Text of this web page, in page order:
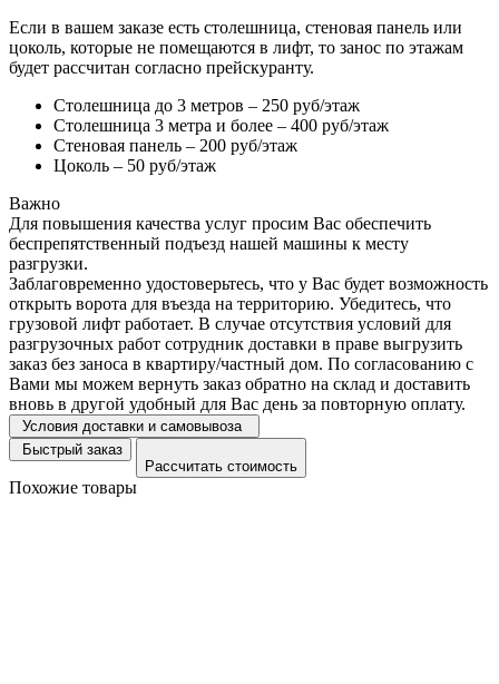
Если в вашем заказе есть столешница, стеновая панель или
цоколь, которые не помещаются в лифт, то занос по этажам
будет рассчитан согласно прейскуранту.
Столешница до 3 метров – 250 руб/этаж
Столешница 3 метра и более – 400 руб/этаж
Стеновая панель – 200 руб/этаж
Цоколь – 50 руб/этаж
Важно
Для повышения качества услуг просим Вас обеспечить
беспрепятственный подъезд нашей машины к месту
разгрузки.
Заблаговременно удостоверьтесь, что у Вас будет возможность
открыть ворота для въезда на территорию. Убедитесь, что
грузовой лифт работает. В случае отсутствия условий для
разгрузочных работ сотрудник доставки в праве выгрузить
заказ без заноса в квартиру/частный дом. По согласованию с
Вами мы можем вернуть заказ обратно на склад и доставить
вновь в другой удобный для Вас день за повторную оплату.
Условия доставки и самовывоза
Быстрый заказ
Рассчитать стоимость
Похожие товары